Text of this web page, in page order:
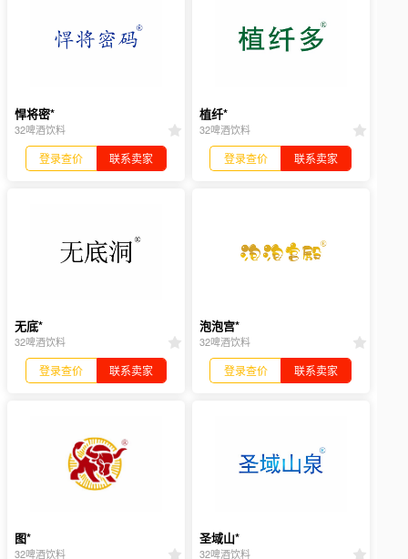
悍将密*
32啤酒饮料
登录查价 联系卖家
植纤*
32啤酒饮料
登录查价 联系卖家
无底*
32啤酒饮料
登录查价 联系卖家
泡泡宫*
32啤酒饮料
登录查价 联系卖家
图*
32啤酒饮料
圣域山*
32啤酒饮料